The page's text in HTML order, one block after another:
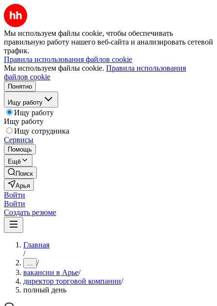
Мы используем файлы cookie, чтобы обеспечивать
правильную работу нашего веб-сайта и анализировать сетевой
трафик.
Правила использования файлов cookie
Мы используем файлы cookie. Правила использования
файлов cookie
Понятно
Ищу работу
Ищу работу
Ищу работу
Ищу сотрудника
Сервисы
Помощь
Ещё
Поиск
Арья
Войти
Войти
Создать резюме
Главная
/
... /
вакансии в Арье/
директор торговой компании/
полный день